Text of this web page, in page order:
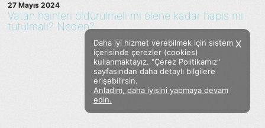
Facebook Twitter Instagram
Sözümoki © 2020 - V.8
27 Mayıs 2024
Vatan hainleri öldürülmeli mi ölene kadar hapis mi
tutulmalı? Neden?
X
Daha iyi hizmet verebilmek için sistem
içerisinde çerezler (cookies)
kullanmaktayız. "Çerez Politikamız"
sayfasından daha detaylı bilgilere
erişebilirsin.
Anladım, daha iyisini yapmaya devam
edin.